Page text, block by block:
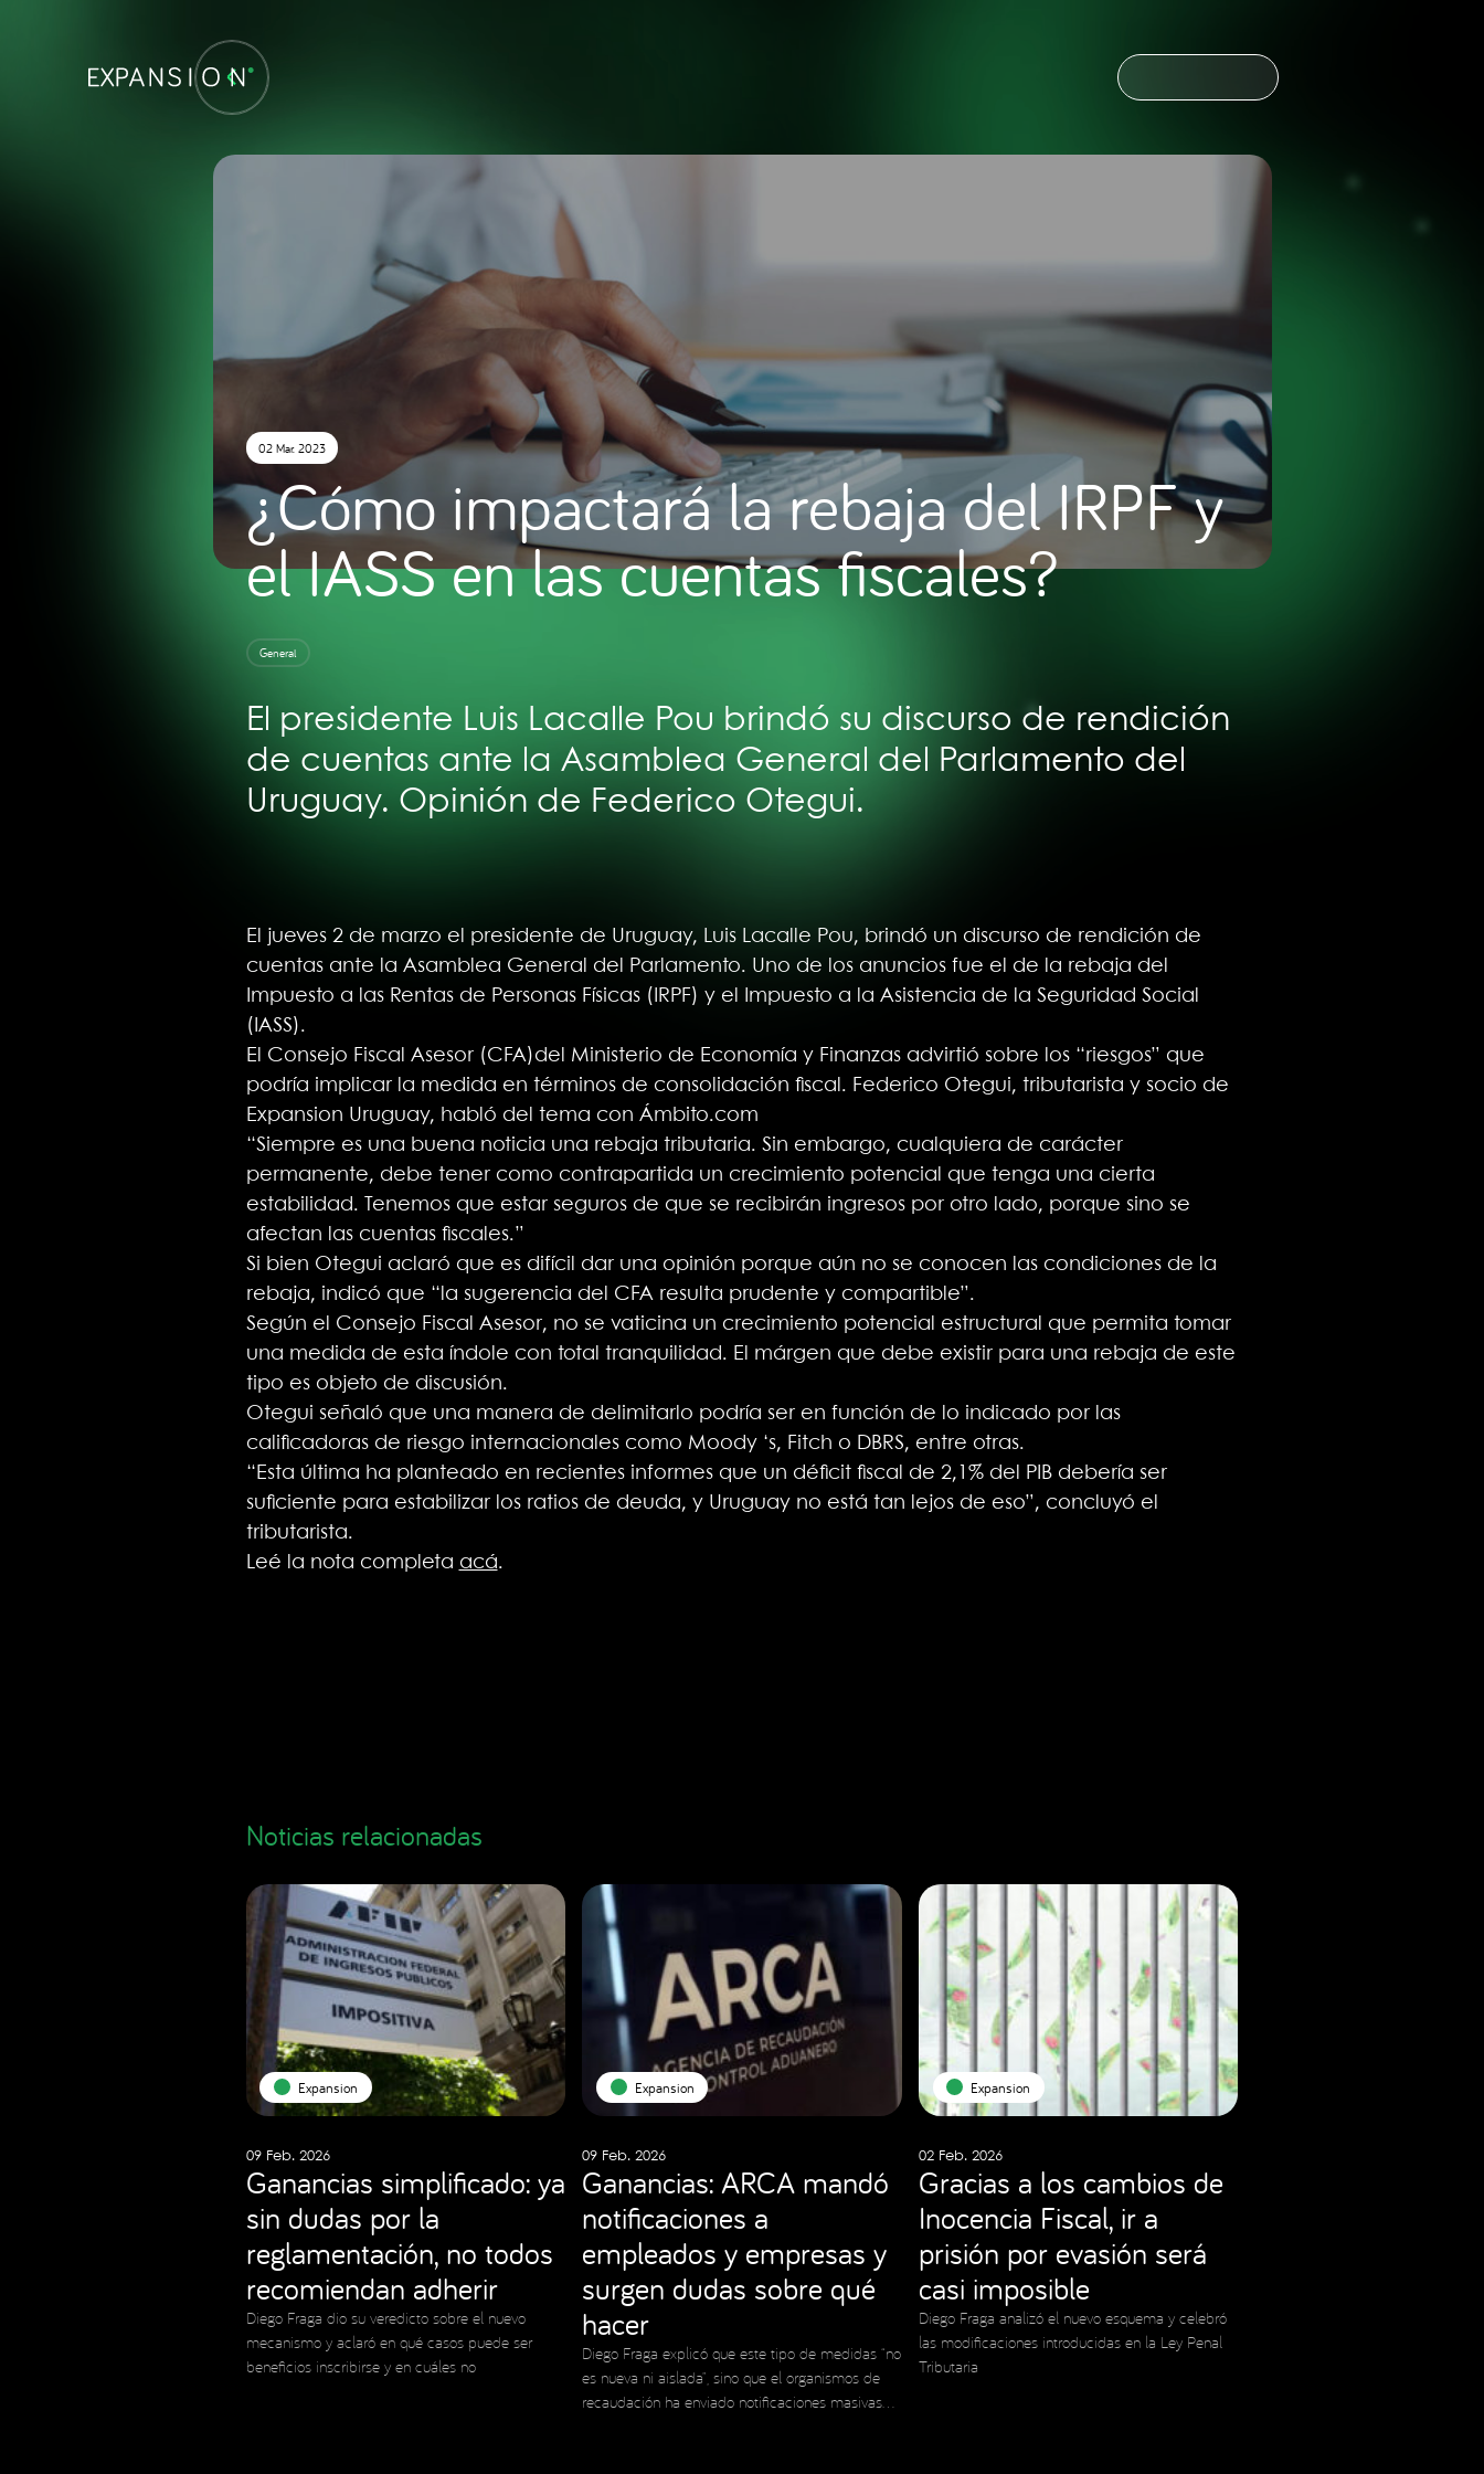
NOTICIAS ESPAÑOL
02 Mar. 2023
¿Cómo impactará la rebaja del IRPF y
el IASS en las cuentas fiscales?
General
El presidente Luis Lacalle Pou brindó su discurso de rendición
de cuentas ante la Asamblea General del Parlamento del
Uruguay. Opinión de Federico Otegui.
El jueves 2 de marzo el presidente de Uruguay, Luis Lacalle Pou, brindó un discurso de rendición de
cuentas ante la Asamblea General del Parlamento. Uno de los anuncios fue el de la rebaja del
Impuesto a las Rentas de Personas Físicas (IRPF) y el Impuesto a la Asistencia de la Seguridad Social
(IASS).
El Consejo Fiscal Asesor (CFA)del Ministerio de Economía y Finanzas advirtió sobre los “riesgos” que
podría implicar la medida en términos de consolidación fiscal. Federico Otegui, tributarista y socio de
Expansion Uruguay, habló del tema con Ámbito.com
“Siempre es una buena noticia una rebaja tributaria. Sin embargo, cualquiera de carácter
permanente, debe tener como contrapartida un crecimiento potencial que tenga una cierta
estabilidad. Tenemos que estar seguros de que se recibirán ingresos por otro lado, porque sino se
afectan las cuentas fiscales.”
Si bien Otegui aclaró que es difícil dar una opinión porque aún no se conocen las condiciones de la
rebaja, indicó que “la sugerencia del CFA resulta prudente y compartible”.
Según el Consejo Fiscal Asesor, no se vaticina un crecimiento potencial estructural que permita tomar
una medida de esta índole con total tranquilidad. El márgen que debe existir para una rebaja de este
tipo es objeto de discusión.
Otegui señaló que una manera de delimitarlo podría ser en función de lo indicado por las
calificadoras de riesgo internacionales como Moody ‘s, Fitch o DBRS, entre otras.
“Esta última ha planteado en recientes informes que un déficit fiscal de 2,1% del PIB debería ser
suficiente para estabilizar los ratios de deuda, y Uruguay no está tan lejos de eso”, concluyó el
tributarista.
Leé la nota completa acá.
Noticias relacionadas
Expansion
09 Feb. 2026
Ganancias simplificado: ya
sin dudas por la
reglamentación, no todos
recomiendan adherir
Diego Fraga dio su veredicto sobre el nuevo
mecanismo y aclaró en qué casos puede ser
beneficios inscribirse y en cuáles no
Expansion
09 Feb. 2026
Ganancias: ARCA mandó
notificaciones a
empleados y empresas y
surgen dudas sobre qué
hacer
Diego Fraga explicó que este tipo de medidas “no
es nueva ni aislada”, sino que el organismos de
recaudación ha enviado notificaciones masivas
Expansion
02 Feb. 2026
Gracias a los cambios de
Inocencia Fiscal, ir a
prisión por evasión será
casi imposible
Diego Fraga analizó el nuevo esquema y celebró
las modificaciones introducidas en la Ley Penal
Tributaria